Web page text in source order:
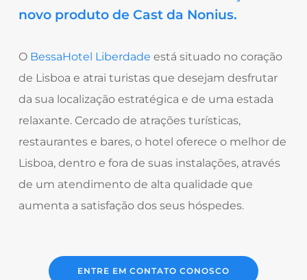
novo produto de Cast da Nonius.
O BessaHotel Liberdade está situado no coração
de Lisboa e atrai turistas que desejam desfrutar
da sua localização estratégica e de uma estada
relaxante. Cercado de atrações turísticas,
restaurantes e bares, o hotel oferece o melhor de
Lisboa, dentro e fora de suas instalações, através
de um atendimento de alta qualidade que
aumenta a satisfação dos seus hóspedes.
ENTRE EM CONTATO CONOSCO